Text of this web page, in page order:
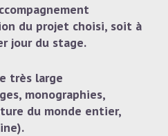
du projet choisi, soit à
jour du stage.
très large
monographies,
du monde entier,